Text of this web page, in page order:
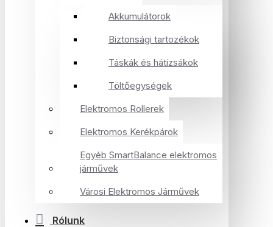
Akkumulátorok
Biztonsági tartozékok
Táskák és hátizsákok
Töltőegységek
Elektromos Rollerek
Elektromos Kerékpárok
Egyéb SmartBalance elektromos
járművek
Városi Elektromos Járművek
Rólunk